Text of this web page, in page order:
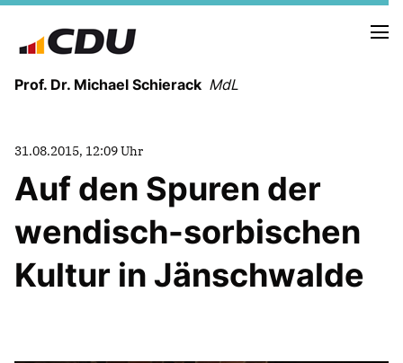
Prof. Dr. Michael Schierack MdL
LEBENSLAUF
HEIMAT UND WERTE
AUSBILDUNG UND WEGMARKEN
BERUFUNG UND MENSCH
31.08.2015, 12:09 Uhr
Auf den Spuren der
wendisch-sorbischen
Kultur in Jänschwalde